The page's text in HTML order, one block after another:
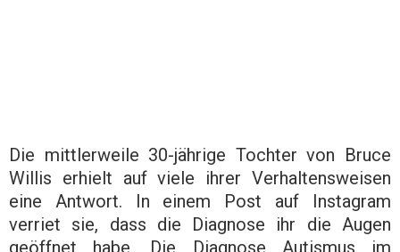
Die mittlerweile 30-jährige Tochter von Bruce
Willis erhielt auf viele ihrer Verhaltensweisen
eine Antwort. In einem Post auf Instagram
verriet sie, dass die Diagnose ihr die Augen